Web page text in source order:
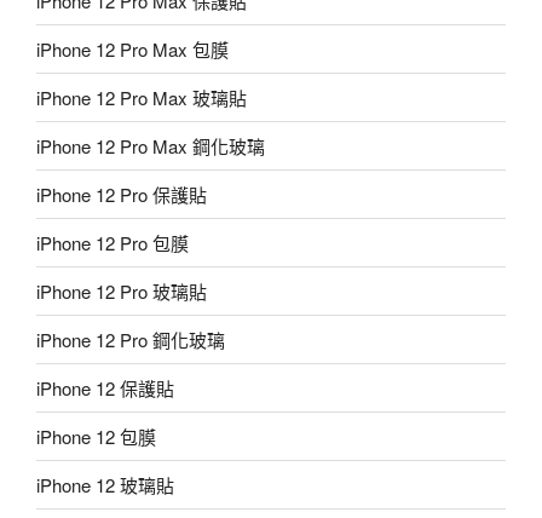
iPhone 12 Pro Max 包膜
iPhone 12 Pro Max 玻璃貼
iPhone 12 Pro Max 鋼化玻璃
iPhone 12 Pro 保護貼
iPhone 12 Pro 包膜
iPhone 12 Pro 玻璃貼
iPhone 12 Pro 鋼化玻璃
iPhone 12 保護貼
iPhone 12 包膜
iPhone 12 玻璃貼